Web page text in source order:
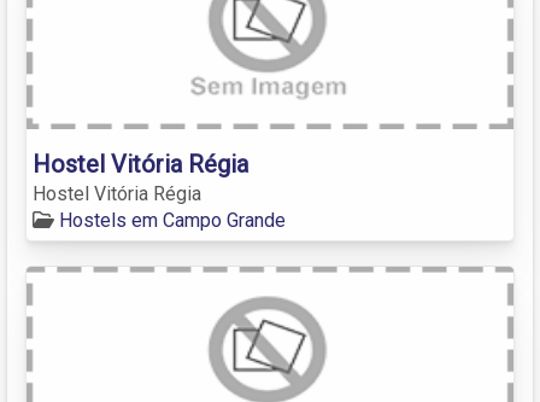
Hostel Vitória Régia
Hostel Vitória Régia
Hostels em Campo Grande